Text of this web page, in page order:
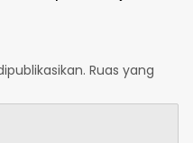
Ruas yang